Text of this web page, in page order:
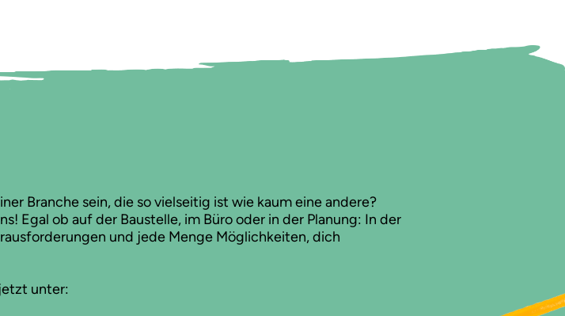
Branche sein, die so vielseitig ist wie kaum eine andere?
Egal ob auf der Baustelle, im Büro oder in der Planung: In der
und jede Menge Möglichkeiten, dich
unter: